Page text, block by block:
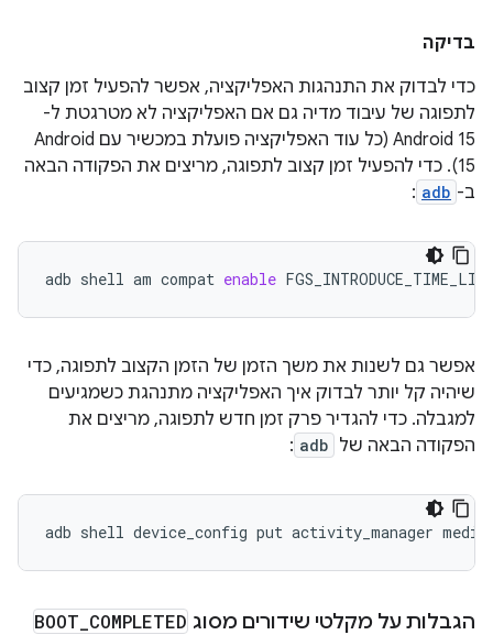
בדיקה
כדי לבדוק את התנהגות האפליקציה, אפשר להפעיל זמן קצוב
לתפוגה של עיבוד מדיה גם אם האפליקציה לא מטרגטת ל-
Android 15 (כל עוד האפליקציה פועלת במכשיר עם Android
15). כדי להפעיל זמן קצוב לתפוגה, מריצים את הפקודה הבאה
ב- adb
:
adb shell am compat enable
אפשר גם לשנות את משך הזמן של הזמן הקצוב לתפוגה, כדי
שיהיה קל יותר לבדוק איך האפליקציה מתנהגת כשמגיעים
למגבלה. כדי להגדיר פרק זמן חדש לתפוגה, מריצים את
הפקודה הבאה של adb
:
adb shell device_config put activity_manager
הגבלות על מקלטי שידורים מסוג BOOT COMPLETED